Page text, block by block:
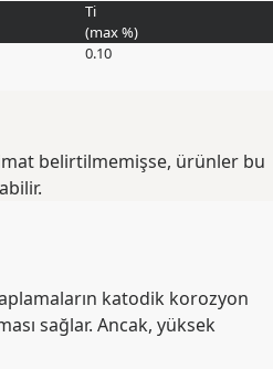
Ti
(max%)
0.10
belirtilmemişse, ürünler bu
katodik korozyon
sağlar. Ancak, yüksek